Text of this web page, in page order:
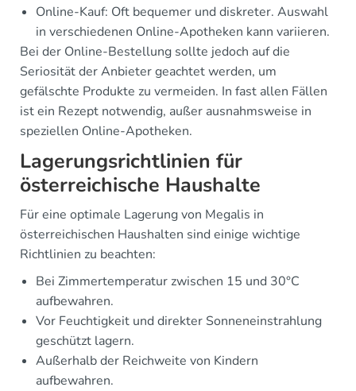
Online-Kauf: Oft bequemer und diskreter. Auswahl
in verschiedenen Online-Apotheken kann variieren.
Bei der Online-Bestellung sollte jedoch auf die
Seriosität der Anbieter geachtet werden, um
gefälschte Produkte zu vermeiden. In fast allen Fällen
ist ein Rezept notwendig, außer ausnahmsweise in
speziellen Online-Apotheken.
Lagerungsrichtlinien für
österreichische Haushalte
Für eine optimale Lagerung von Megalis in
österreichischen Haushalten sind einige wichtige
Richtlinien zu beachten:
Bei Zimmertemperatur zwischen 15 und 30°C
aufbewahren.
Vor Feuchtigkeit und direkter Sonneneinstrahlung
geschützt lagern.
Außerhalb der Reichweite von Kindern
aufbewahren.